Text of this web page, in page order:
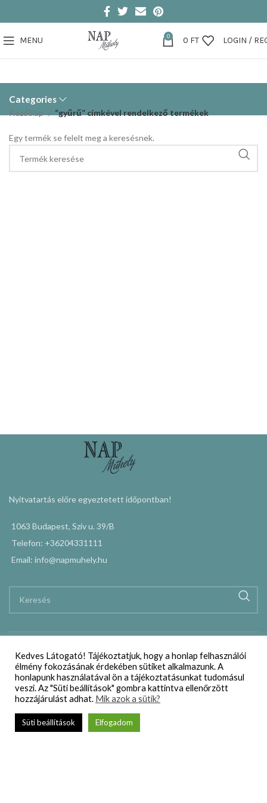
MENU 0 0 FT LOGIN /
Categories
Kezdőlap “gyűrű” címkével rendelkező termékek
Egy termék se felelt meg a keresésnek.
Nyitvatartás előre egyeztetett időpontban!
1063 Budapest, Szív u. 39/B
Telefon: +36204331111
Email: info@napmuhely.hu
Webáruház
Kedves Látogató! Tájékoztatjuk, hogy a honlap felhasználói
élmény fokozásának érdekében sütiket alkalmazunk. A
honlapunk használatával ön a tájékoztatásunkat tudomásul
veszi. Az "Süti beállítások" gombra kattintva ellenőrzött
hozzájárulást adhat. Mik azok a sütik?
Süti beállítások Elfogadom